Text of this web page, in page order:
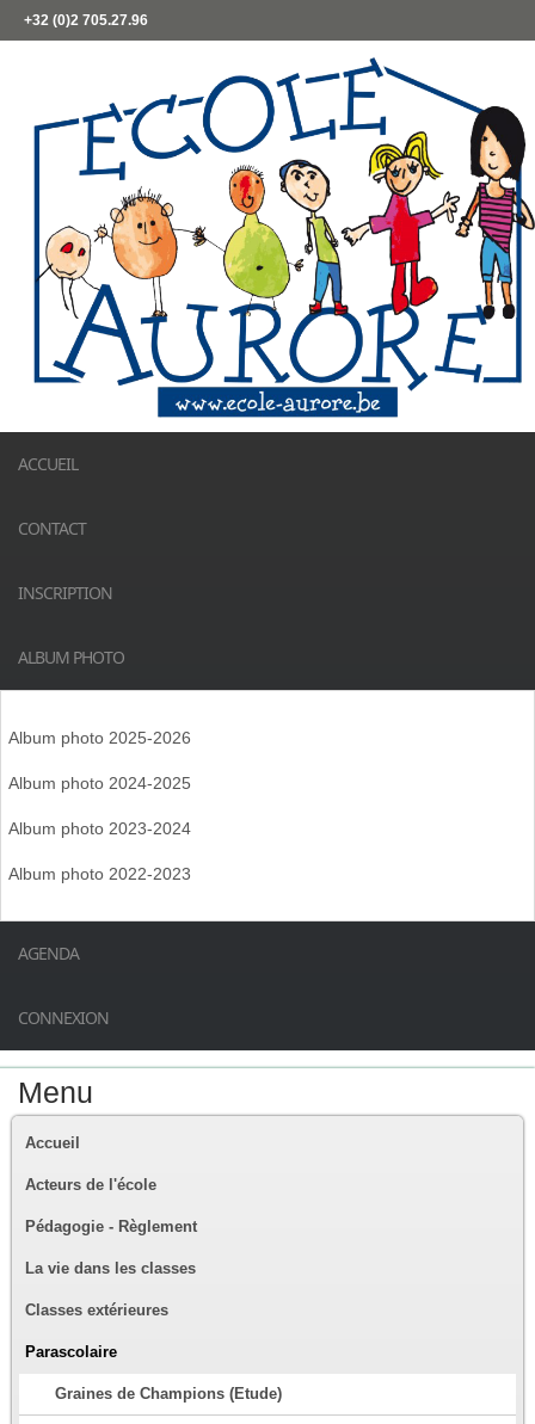
+32 (0)2 705.27.96
ACCUEIL
CONTACT
INSCRIPTION
ALBUM PHOTO
Album photo 2025-2026
Album photo 2024-2025
Album photo 2023-2024
Album photo 2022-2023
AGENDA
CONNEXION
Menu
Accueil
Acteurs de l'école
Pédagogie - Règlement
La vie dans les classes
Classes extérieures
Parascolaire
Graines de Champions (Etude)